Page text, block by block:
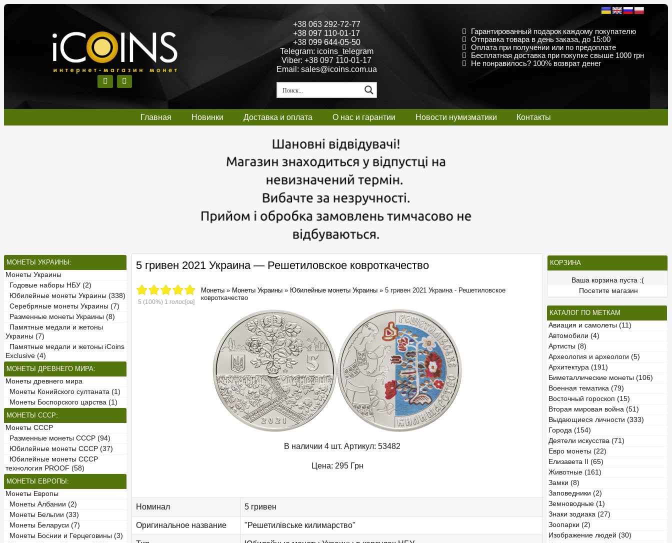
+38 063 292-72-77
+38 097 110-01-17
+38 099 644-05-50
Telegram: icoins_telegram
Viber: +38 097 110-01-17
Email: sales@icoins.com.ua
Гарантированный подарок каждому покупателю
Отправка товара в день заказа, до 15:00
Оплата при получении или по предоплате
Бесплатная доставка при покупке свыше 1000 грн
Не понравилось? 100% возврат денег
Главная Новинки Доставка и оплата О нас и гарантии Новости нумизматики Контакты
МОНЕТЫ УКРАИНЫ:
Монеты Украины
Годовые наборы НБУ (2)
Юбилейные монеты Украины (338)
Серебряные монеты Украины (7)
Разменные монеты Украины (8)
Памятные медали и жетоны
Украины (7)
Памятные медали и жетоны iCoins
Exclusive (4)
МОНЕТЫ ДРЕВНЕГО МИРА:
Монеты древнего мира
Монеты Конийского султаната (1)
Монеты Боспорского царства (1)
МОНЕТЫ СССР:
Монеты СССР
Разменные монеты СССР (94)
Юбилейные монеты СССР (37)
Юбилейные монеты СССР
технология PROOF (58)
МОНЕТЫ ЕВРОПЫ:
Монеты Европы
Монеты Албании (2)
Монеты Бельгии (33)
Монеты Беларуси (7)
Монеты Боснии и Герцеговины (3)
КОРЗИНА
Ваша корзина пуста :(
Посетите магазин
КАТАЛОГ ПО МЕТКАМ
Авиация и самолеты (11)
Автомобили (4)
Артисты (8)
Археология и археологи (5)
Архитектура (191)
Биметаллические монеты (106)
Военная тематика (79)
Восточный гороскоп (15)
Вторая мировая война (51)
Выдающиеся личности (333)
Города (154)
Деятели искусства (71)
Евро монеты (22)
Елизавета II (65)
Животные (161)
Замки (8)
Заповедники (2)
Земноводные (1)
Знаки зодиака (27)
Зоопарки (2)
Изображение людей (30)
5 гривен 2021 Украина — Решетиловское ковроткачество
5 (100%) 1 голос[ов]
Монеты » Монеты Украины » Юбилейные монеты Украины » 5 гривен 2021 Украина - Решетиловское
ковроткачество
В наличии 4 шт. Артикул: 53482
Цена: 295 Грн
Номинал 5 гривен
Оригинальное название "Решетилівське килимарство"